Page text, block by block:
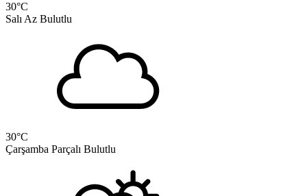
30°C
Salı Az Bulutlu
30°C
Çarşamba Parçalı Bulutlu